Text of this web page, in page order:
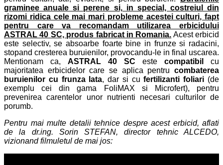
graminee anuale si perene si, in special, costreiul din
rizomi ridica cele mai mari probleme acestei culturi, fapt
pentru care va recomandam utilizarea erbicidului
ASTRAL 40 SC, produs fabricat in Romania. Acest erbicid
este selectiv, se absoarbe foarte bine in frunze si radacini,
stopand cresterea buruienilor, provocandu-le in final uscarea.
Mentionam ca, ASTRAL 40 SC este compatibil
cu
majoritatea erbicidelor care se aplica pentru combaterea
buruienilor cu frunza lata, dar si cufertilizanti foliari (de
exemplu cei din gama FoliMAX si Microfert), pentru
prevenirea carentelor unor nutrienti necesari culturilor de
porumb.
Pentru mai multe detalii tehnice despre acest erbicid, aflati
de la dr.ing. Sorin STEFAN, director tehnic ALCEDO,
vizionand filmuletul de mai jos: